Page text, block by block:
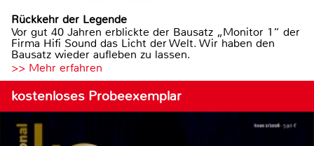
Rückkehr der Legende
Vor gut 40 Jahren erblickte der Bausatz „Monitor 1“ der
Firma Hifi Sound das Licht der Welt. Wir haben den
Bausatz wieder aufleben zu lassen.
>> Mehr erfahren
kostenloses Probeexemplar